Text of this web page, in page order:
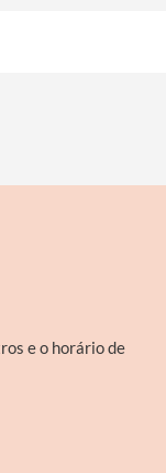
e o horário de